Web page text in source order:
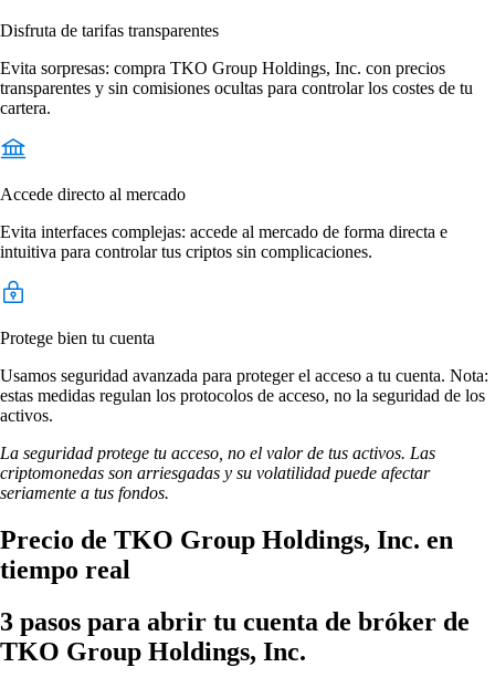
Disfruta de tarifas transparentes
Evita sorpresas: compra TKO Group Holdings, Inc. con precios
transparentes y sin comisiones ocultas para controlar los costes de tu
cartera.
Accede directo al mercado
Evita interfaces complejas: accede al mercado de forma directa e
intuitiva para controlar tus criptos sin complicaciones.
Protege bien tu cuenta
Usamos seguridad avanzada para proteger el acceso a tu cuenta. Nota:
estas medidas regulan los protocolos de acceso, no la seguridad de los
activos.
La seguridad protege tu acceso, no el valor de tus activos. Las
criptomonedas son arriesgadas y su volatilidad puede afectar
seriamente a tus fondos.
Precio de TKO Group Holdings, Inc. en
tiempo real
3 pasos para abrir tu cuenta de bróker de
TKO Group Holdings, Inc.